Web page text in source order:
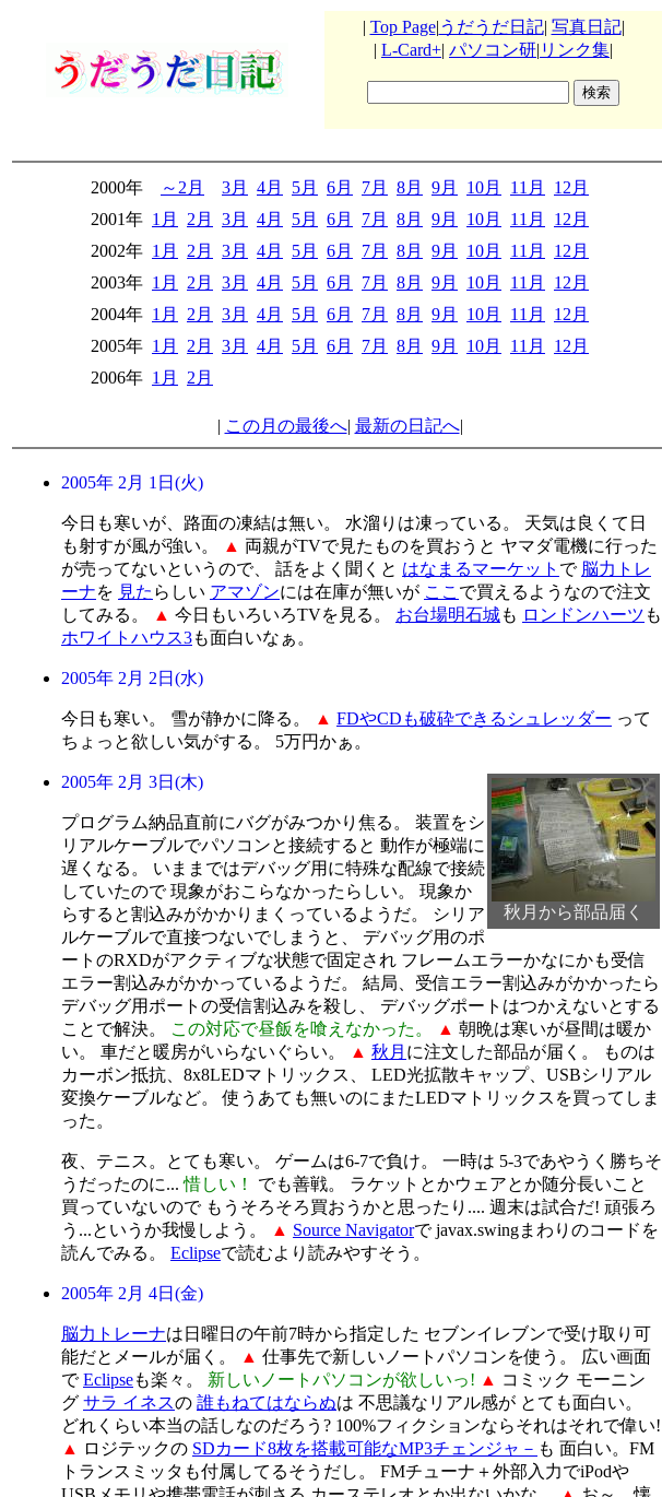
| Top Page| うだうだ日記| 写真日記|
| L-Card+| パソコン研| リンク集|
2000年 ～2月 3月 4月 5月 6月 7月 8月 9月 10月 11月
12月
2001年 1月 2月 3月 4月 5月 6月 7月 8月 9月 10月 11月
12月
2002年 1月 2月 3月 4月 5月 6月 7月 8月 9月 10月 11月
12月
2003年 1月 2月 3月 4月 5月 6月 7月 8月 9月 10月 11月
12月
2004年 1月 2月 3月 4月 5月 6月 7月 8月 9月 10月 11月
12月
2005年 1月 2月 3月 4月 5月 6月 7月 8月 9月 10月 11月
12月
2006年 1月 2月
| この月の最後へ| 最新の日記へ|
2005年 2月 1日(火)
今日も寒いが、路面の凍結は無い。 水溜りは凍っている。 天気は良くて日
も射すが風が強い。
▲ 両親がTVで見たものを買おうと ヤマダ電機に行った
が売ってないというので、 話をよく聞くと はなまるマーケット で 脳力トレ
ーナを 見た らしい アマゾンには在庫が無いが ここ で買えるようなので注文
してみる。
▲ 今日もいろいろTVを見る。 お台場明石城も ロンドンハーツ も
ホワイトハウス3も面白いなぁ。
2005年 2月 2日(水)
今日も寒い。 雪が静かに降る。 ▲ FDやCDも破砕できるシュレッダー って
ちょっと欲しい気がする。 5万円かぁ。
2005年 2月 3日(木)
秋月から部品届く
プログラム納品直前にバグがみつかり焦る。 装置をシ
リアルケーブルでパソコンと接続すると 動作が極端に
遅くなる。 いままではデバッグ用に特殊な配線で接続
していたので 現象がおこらなかったらしい。 現象か
らすると割込みがかかりまくっているようだ。 シリア
ルケーブルで直接つないでしまうと、 デバッグ用のポ
ートのRXDがアクティブな状態で固定され フレームエラーかなにかも受信
エラー割込みがかかっているようだ。 結局、受信エラー割込みがかかったら
デバッグ用ポートの受信割込みを殺し、 デバッグポートはつかえないとする
ことで解決。
この対応で昼飯を喰えなかった。 ▲ 朝晩は寒いが昼間は暖か
い。 車だと暖房がいらないぐらい。
▲ 秋月 に注文した部品が届く。 ものは
カーボン抵抗、8x8LEDマトリックス、 LED光拡散キャップ、USBシリアル
変換ケーブルなど。 使うあても無いのにまたLEDマトリックスを買ってしま
った。
夜、テニス。とても寒い。 ゲームは6-7で負け。 一時は 5-3であやうく勝ちそ
うだったのに...惜しい！
でも善戦。 ラケットとかウェアとか随分長いこと
買っていないので もうそろそろ買おうかと思ったり.... 週末は試合だ! 頑張ろ
う...というか我慢しよう。
▲ Source Navigatorで javax.swingまわりのコードを
読んでみる。 Eclipseで読むより読みやすそう。
2005年 2月 4日(金)
脳力トレーナは日曜日の午前7時から指定した セブンイレブンで受け取り可
能だとメールが届く。
▲ 仕事先で新しいノートパソコンを使う。 広い画面
でEclipseも楽々。 新しいノートパソコンが欲しいっ! ▲ コミック モーニン
グ サラ イネスの 誰もねてはならぬは 不思議なリアル感が とても面白い。
どれくらい本当の話しなのだろう? 100%フィクションならそれはそれで偉い!
▲
ロジテックの SDカード8枚を搭載可能なMP3チェンジャ－ も 面白い。FM
トランスミッタも付属してるそうだし。 FMチューナ＋外部入力でiPodや